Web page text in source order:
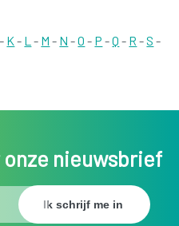
- K- L - M - N -O - P -Q - R -S -
nieuwsbrief